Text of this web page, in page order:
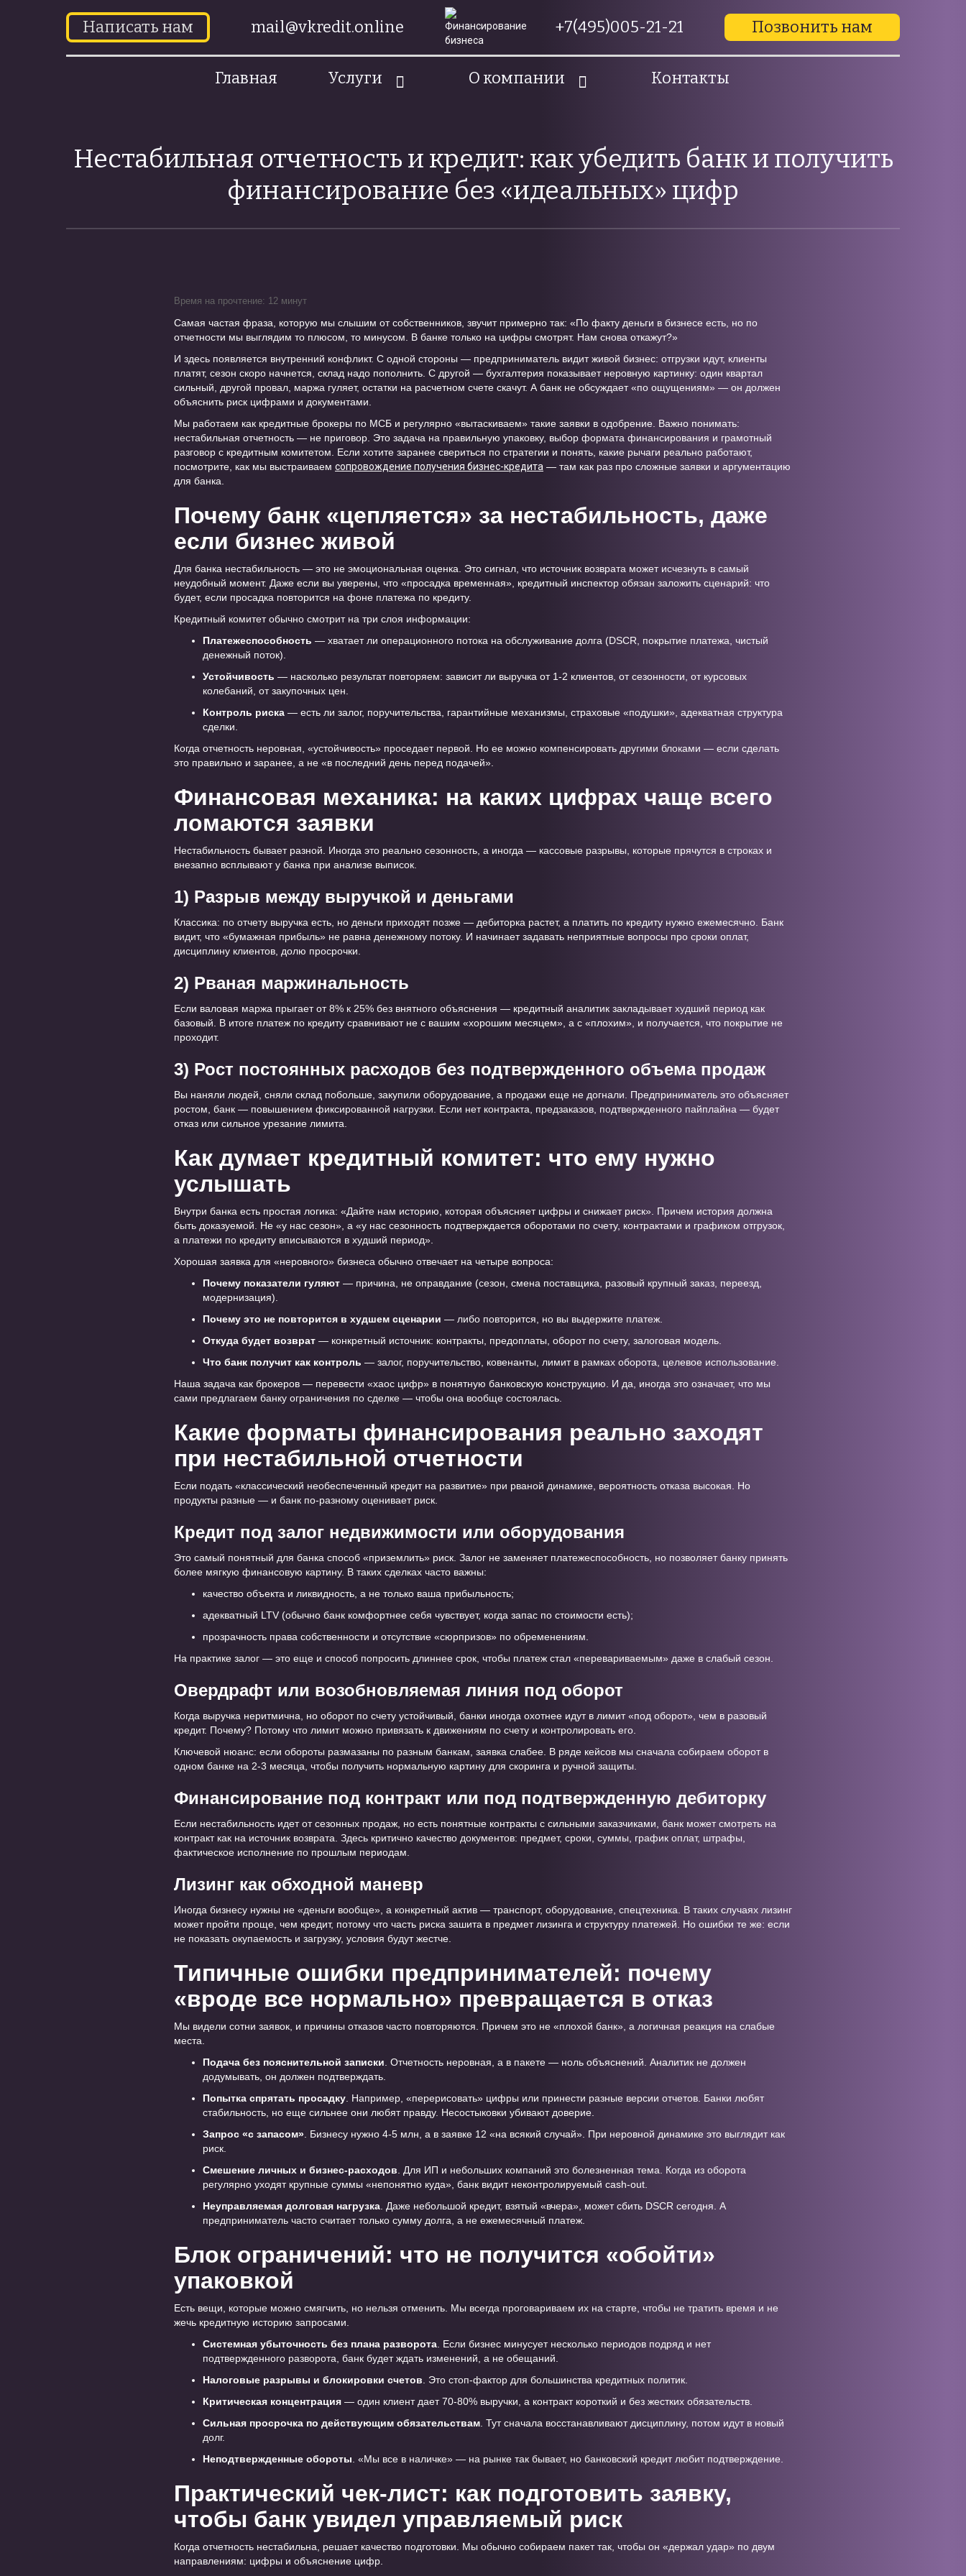
Написать нам mail@vkredit.online +7(495)005-21-21 Позвонить нам
Главная Услуги О компании Контакты
Нестабильная отчетность и кредит: как убедить банк и получить
финансирование без «идеальных» цифр
Время на прочтение: 12 минут
Самая частая фраза, которую мы слышим от собственников, звучит примерно так: «По факту деньги в бизнесе есть, но по
отчетности мы выглядим то плюсом, то минусом. В банке только на цифры смотрят. Нам снова откажут?»
И здесь появляется внутренний конфликт. С одной стороны — предприниматель видит живой бизнес: отгрузки идут, клиенты
платят, сезон скоро начнется, склад надо пополнить. С другой — бухгалтерия показывает неровную картинку: один квартал
сильный, другой провал, маржа гуляет, остатки на расчетном счете скачут. А банк не обсуждает «по ощущениям» — он должен
объяснить риск цифрами и документами.
Мы работаем как кредитные брокеры по МСБ и регулярно «вытаскиваем» такие заявки в одобрение. Важно понимать:
нестабильная отчетность — не приговор. Это задача на правильную упаковку, выбор формата финансирования и грамотный
разговор с кредитным комитетом. Если хотите заранее свериться по стратегии и понять, какие рычаги реально работают,
посмотрите, как мы выстраиваем сопровождение получения бизнес-кредита — там как раз про сложные заявки и аргументацию
для банка.
Почему банк «цепляется» за нестабильность, даже
если бизнес живой
Для банка нестабильность — это не эмоциональная оценка. Это сигнал, что источник возврата может исчезнуть в самый
неудобный момент. Даже если вы уверены, что «просадка временная», кредитный инспектор обязан заложить сценарий: что
будет, если просадка повторится на фоне платежа по кредиту.
Кредитный комитет обычно смотрит на три слоя информации:
Платежеспособность — хватает ли операционного потока на обслуживание долга (DSCR, покрытие платежа, чистый
денежный поток).
Устойчивость — насколько результат повторяем: зависит ли выручка от 1-2 клиентов, от сезонности, от курсовых
колебаний, от закупочных цен.
Контроль риска — есть ли залог, поручительства, гарантийные механизмы, страховые «подушки», адекватная структура
сделки.
Когда отчетность неровная, «устойчивость» проседает первой. Но ее можно компенсировать другими блоками — если сделать
это правильно и заранее, а не «в последний день перед подачей».
Финансовая механика: на каких цифрах чаще всего
ломаются заявки
Нестабильность бывает разной. Иногда это реально сезонность, а иногда — кассовые разрывы, которые прячутся в строках и
внезапно всплывают у банка при анализе выписок.
1) Разрыв между выручкой и деньгами
Классика: по отчету выручка есть, но деньги приходят позже — дебиторка растет, а платить по кредиту нужно ежемесячно. Банк
видит, что «бумажная прибыль» не равна денежному потоку. И начинает задавать неприятные вопросы про сроки оплат,
дисциплину клиентов, долю просрочки.
2) Рваная маржинальность
Если валовая маржа прыгает от 8% к 25% без внятного объяснения — кредитный аналитик закладывает худший период как
базовый. В итоге платеж по кредиту сравнивают не с вашим «хорошим месяцем», а с «плохим», и получается, что покрытие не
проходит.
3) Рост постоянных расходов без подтвержденного объема продаж
Вы наняли людей, сняли склад побольше, закупили оборудование, а продажи еще не догнали. Предприниматель это объясняет
ростом, банк — повышением фиксированной нагрузки. Если нет контракта, предзаказов, подтвержденного пайплайна — будет
отказ или сильное урезание лимита.
Как думает кредитный комитет: что ему нужно
услышать
Внутри банка есть простая логика: «Дайте нам историю, которая объясняет цифры и снижает риск». Причем история должна
быть доказуемой. Не «у нас сезон», а «у нас сезонность подтверждается оборотами по счету, контрактами и графиком отгрузок,
а платежи по кредиту вписываются в худший период».
Хорошая заявка для «неровного» бизнеса обычно отвечает на четыре вопроса:
Почему показатели гуляют — причина, не оправдание (сезон, смена поставщика, разовый крупный заказ, переезд,
модернизация).
Почему это не повторится в худшем сценарии — либо повторится, но вы выдержите платеж.
Откуда будет возврат — конкретный источник: контракты, предоплаты, оборот по счету, залоговая модель.
Что банк получит как контроль — залог, поручительство, ковенанты, лимит в рамках оборота, целевое использование.
Наша задача как брокеров — перевести «хаос цифр» в понятную банковскую конструкцию. И да, иногда это означает, что мы
сами предлагаем банку ограничения по сделке — чтобы она вообще состоялась.
Какие форматы финансирования реально заходят
при нестабильной отчетности
Если подать «классический необеспеченный кредит на развитие» при рваной динамике, вероятность отказа высокая. Но
продукты разные — и банк по-разному оценивает риск.
Кредит под залог недвижимости или оборудования
Это самый понятный для банка способ «приземлить» риск. Залог не заменяет платежеспособность, но позволяет банку принять
более мягкую финансовую картину. В таких сделках часто важны:
качество объекта и ликвидность, а не только ваша прибыльность;
адекватный LTV (обычно банк комфортнее себя чувствует, когда запас по стоимости есть);
прозрачность права собственности и отсутствие «сюрпризов» по обременениям.
На практике залог — это еще и способ попросить длиннее срок, чтобы платеж стал «перевариваемым» даже в слабый сезон.
Овердрафт или возобновляемая линия под оборот
Когда выручка неритмична, но оборот по счету устойчивый, банки иногда охотнее идут в лимит «под оборот», чем в разовый
кредит. Почему? Потому что лимит можно привязать к движениям по счету и контролировать его.
Ключевой нюанс: если обороты размазаны по разным банкам, заявка слабее. В ряде кейсов мы сначала собираем оборот в
одном банке на 2-3 месяца, чтобы получить нормальную картину для скоринга и ручной защиты.
Финансирование под контракт или под подтвержденную дебиторку
Если нестабильность идет от сезонных продаж, но есть понятные контракты с сильными заказчиками, банк может смотреть на
контракт как на источник возврата. Здесь критично качество документов: предмет, сроки, суммы, график оплат, штрафы,
фактическое исполнение по прошлым периодам.
Лизинг как обходной маневр
Иногда бизнесу нужны не «деньги вообще», а конкретный актив — транспорт, оборудование, спецтехника. В таких случаях лизинг
может пройти проще, чем кредит, потому что часть риска зашита в предмет лизинга и структуру платежей. Но ошибки те же: если
не показать окупаемость и загрузку, условия будут жестче.
Типичные ошибки предпринимателей: почему
«вроде все нормально» превращается в отказ
Мы видели сотни заявок, и причины отказов часто повторяются. Причем это не «плохой банк», а логичная реакция на слабые
места.
Подача без пояснительной записки . Отчетность неровная, а в пакете — ноль объяснений. Аналитик не должен
додумывать, он должен подтверждать.
Попытка спрятать просадку . Например, «перерисовать» цифры или принести разные версии отчетов. Банки любят
стабильность, но еще сильнее они любят правду. Несостыковки убивают доверие.
Запрос «с запасом» . Бизнесу нужно 4-5 млн, а в заявке 12 «на всякий случай». При неровной динамике это выглядит как
риск.
Смешение личных и бизнес-расходов . Для ИП и небольших компаний это болезненная тема. Когда из оборота
регулярно уходят крупные суммы «непонятно куда», банк видит неконтролируемый cash-out.
Неуправляемая долговая нагрузка . Даже небольшой кредит, взятый «вчера», может сбить DSCR сегодня. А
предприниматель часто считает только сумму долга, а не ежемесячный платеж.
Блок ограничений: что не получится «обойти»
упаковкой
Есть вещи, которые можно смягчить, но нельзя отменить. Мы всегда проговариваем их на старте, чтобы не тратить время и не
жечь кредитную историю запросами.
Системная убыточность без плана разворота . Если бизнес минусует несколько периодов подряд и нет
подтвержденного разворота, банк будет ждать изменений, а не обещаний.
Налоговые разрывы и блокировки счетов . Это стоп-фактор для большинства кредитных политик.
Критическая концентрация — один клиент дает 70-80% выручки, а контракт короткий и без жестких обязательств.
Сильная просрочка по действующим обязательствам . Тут сначала восстанавливают дисциплину, потом идут в новый
долг.
Неподтвержденные обороты . «Мы все в наличке» — на рынке так бывает, но банковский кредит любит подтверждение.
Практический чек-лист: как подготовить заявку,
чтобы банк увидел управляемый риск
Когда отчетность нестабильна, решает качество подготовки. Мы обычно собираем пакет так, чтобы он «держал удар» по двум
направлениям: цифры и объяснение цифр.